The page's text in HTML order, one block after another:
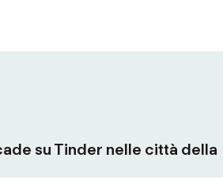
su Tinder nelle città della